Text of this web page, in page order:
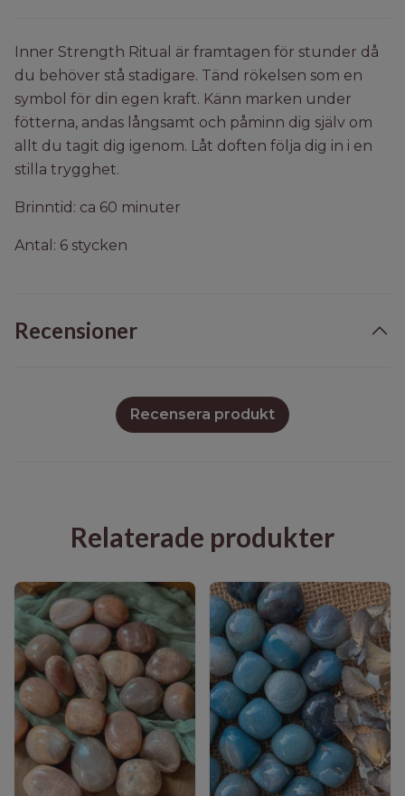
Inner Strength Ritual är framtagen för stunder då
du behöver stå stadigare. Tänd rökelsen som en
symbol för din egen kraft. Känn marken under
fötterna, andas långsamt och påminn dig själv om
allt du tagit dig igenom. Låt doften följa dig in i en
stilla trygghet.
Brinntid: ca 60 minuter
Antal: 6 stycken
Recensioner
Recensera produkt
Relaterade produkter